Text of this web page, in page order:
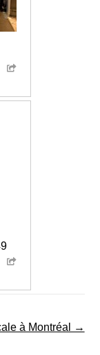
à Montréal →